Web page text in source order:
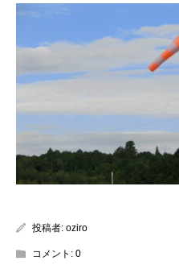
投稿者: oziro
コメント: 0